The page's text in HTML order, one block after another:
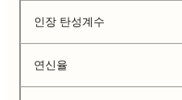
인장 탄성계수
연신율